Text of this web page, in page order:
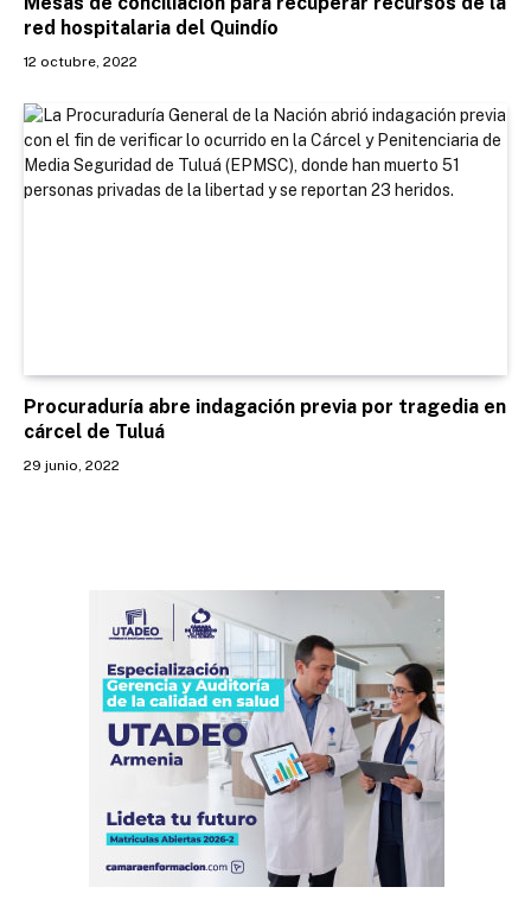
red hospitalaria del Quindío
12 octubre, 2022
Procuraduría abre indagación previa por tragedia en
cárcel de Tuluá
29 junio, 2022